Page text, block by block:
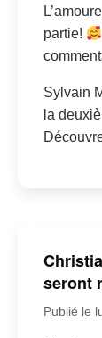
partie!
Sylvain
la
seront
Publié le